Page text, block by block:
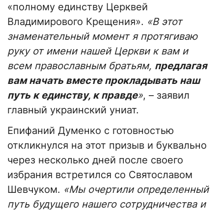
«полному единству Церквей
Владимирового Крещения». «В этот
знаменательный момент я протягиваю
руку от имени нашей Церкви к вам и
всем православным братьям, предлагая
вам начать вместе прокладывать наш
путь к единству, к правде», – заявил
главный украинский униат.
Епифаний Думенко с готовностью
откликнулся на этот призыв и буквально
через несколько дней после своего
избрания встретился со Святославом
Шевчуком. «Мы очертили определенный
путь будущего нашего сотрудничества и